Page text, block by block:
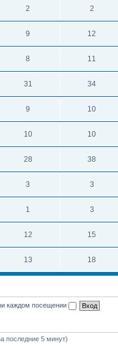
2 2
9 12
8 11
31 34
9 10
10 10
28 38
3 3
1 3
12 15
13 18
каждом посещении
последние 5 минут)